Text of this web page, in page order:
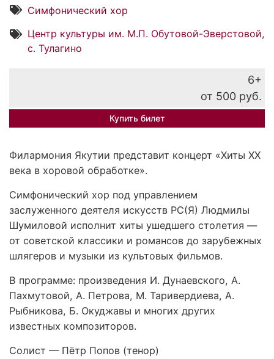
Симфонический хор
Центр культуры им. М.П. Обутовой-Эверстовой,
с. Тулагино
6+
от 500 руб.
Купить билет
Филармония Якутии представит концерт «Хиты ХХ
века в хоровой обработке».
Симфонический хор под управлением
заслуженного деятеля искусств РС(Я) Людмилы
Шумиловой исполнит хиты ушедшего столетия —
от советской классики и романсов до зарубежных
шлягеров и музыки из культовых фильмов.
В программе: произведения И. Дунаевского, А.
Пахмутовой, А. Петрова, М. Таривердиева, А.
Рыбникова, Б. Окуджавы и многих других
известных композиторов.
Солист — Пётр Попов (тенор)